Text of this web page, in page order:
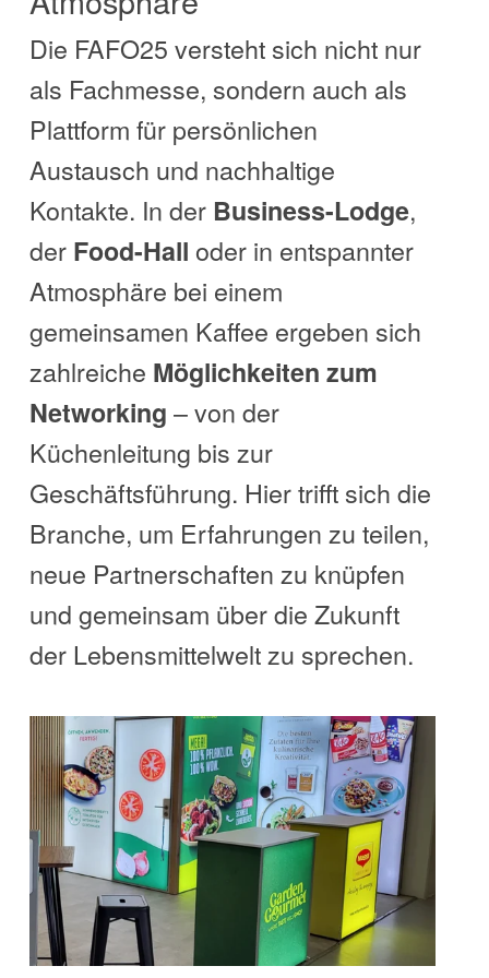
Die FAFO25 versteht sich nicht nur
als Fachmesse, sondern auch als
Plattform für persönlichen
Austausch und nachhaltige
Kontakte. In der Business-Lodge,
der Food-Hall oder in entspannter
Atmosphäre bei einem
gemeinsamen Kaffee ergeben sich
zahlreiche Möglichkeiten zum
Networking – von der
Küchenleitung bis zur
Geschäftsführung. Hier trifft sich die
Branche, um Erfahrungen zu teilen,
neue Partnerschaften zu knüpfen
und gemeinsam über die Zukunft
der Lebensmittelwelt zu sprechen.